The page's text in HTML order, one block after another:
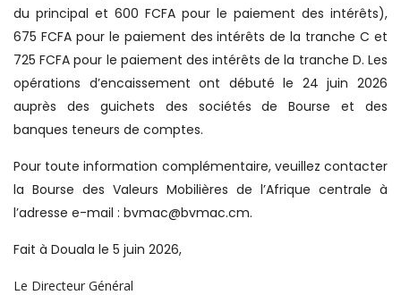
du principal et 600 FCFA pour le paiement des intérêts),
675 FCFA pour le paiement des intérêts de la tranche C et
725 FCFA pour le paiement des intérêts de la tranche D. Les
opérations d’encaissement ont débuté le 24 juin 2026
auprès des guichets des sociétés de Bourse et des
banques teneurs de comptes.
Pour toute information complémentaire, veuillez contacter
la Bourse des Valeurs Mobilières de l’Afrique centrale à
l’adresse e-mail : bvmac@bvmac.cm.
Fait à Douala le 5 juin 2026,
Le Directeur Général